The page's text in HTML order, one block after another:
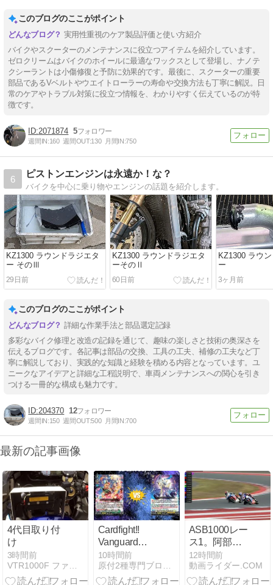
このブログのここがポイント
実用性重視のケア製品評価と使い方紹介
バイクやスクーターのメンテナンスに役立つアイテムを紹介しています。
ゼロクリームはバイクのホイールに最適なワックスとして登場し、ナノテ
クシーラントは小傷修復と予防に効果的です。最後に、スクーターの重要
部品であるVベルトやウエイトローラーの寿命や交換方法も丁寧に解説。日
常のケアやトラブル対策に役立つ情報を、わかりやすく伝えているのが特
徴です。
2071874 5
週間IN:160 週間OUT:130 月間IN:750
6
ピストンエンジンは永遠か！な？
バイクを中心に乗り物やエンジンの話題を紹介します。
KZ1300 ラウンドラジエタ
ー そのⅢ
29日前
KZ1300 ラウンドラジエタ
ーそのⅡ
60日前
KZ1300 ラウ
ー
3ヶ月前
このブログのここがポイント
詳細な作業手法と部品選定記録
多彩なバイク修理と改造の記録を通じて、趣味の楽しさと技術の奥深さを
伝えるブログです。各記事は部品の交換、工具の工夫、補修の工夫など丁
寧に解説しており、実践的な知識と経験を積める内容となっています。ユ
ニークなアイデアと詳細な工程説明で、車両メンテナンスへの関心を引き
つける一冊的な構成も魅力です。
204370 12
週間IN:150 週間OUT:500 月間IN:700
最新の記事画像
4代目取り付
け
3時間前
Cardfight!!
Vanguard
Dear Days 2
Rank (ver.DZ-
SS11) Day
10時間前
ASB1000レー
ス1。阿部恵
斗選手、全勝
中のシャーリ
ーンとバト
12時間前
動画ライダー.COM